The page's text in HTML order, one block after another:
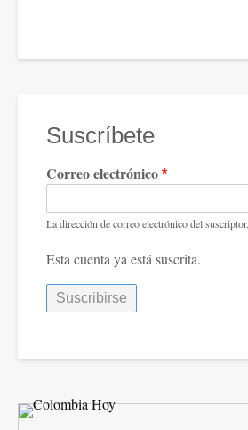
Suscríbete
Correo electrónico
La dirección de correo electrónico del suscriptor.
Esta cuenta ya está suscrita.